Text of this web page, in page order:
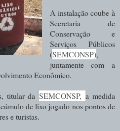
A instalação coube à
Secretaria de
Conservação e
Serviços Públicos
(SEMCONSP),
juntamente com a
Econômico.
titular daSEMCONSP,a medida
de lixo jogado nos pontos de
e turistas.